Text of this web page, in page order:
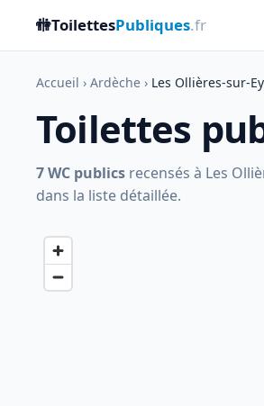
🚻ToilettesPubliques.fr
Accueil › Ardèche › Les Ollières-sur-
Toilettes
7 WC publics recensés à Les
dans la liste détaillée.